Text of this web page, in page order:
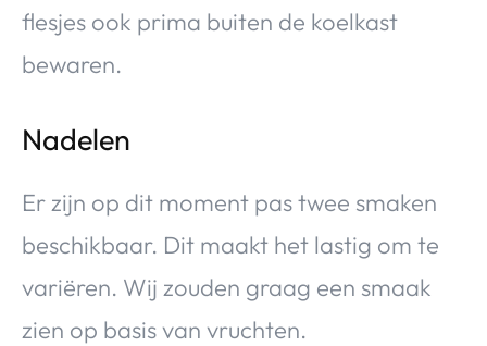
flesjes ook prima buiten de koelkast
bewaren.
Nadelen
Er zijn op dit moment pas twee smaken
beschikbaar. Dit maakt het lastig om te
variëren. Wij zouden graag een smaak
zien op basis van vruchten.